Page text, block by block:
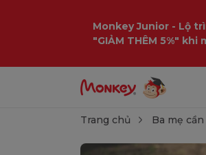
Monkey Junior - Lộ
"GIẢM THÊM 5%"
Trang chủ Ba mẹ